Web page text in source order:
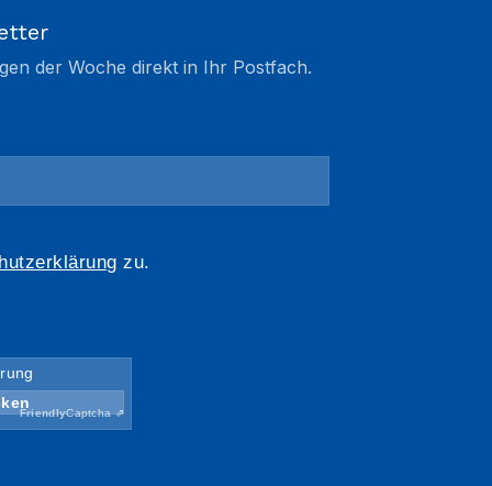
der Woche direkt in Ihr Postfach.